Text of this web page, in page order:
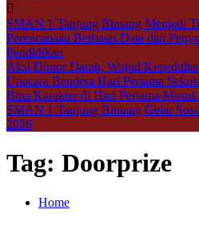
SMAN 1 Tanjung Bintang Menjadi
Perencanaan Berbasis Data dan
Pendidikan
Aksi Donor Darah, Wujud
Upacara Bendera Hari Pertama
Bina Karakter di Hari Pertama Masuk
SMAN 1 Tanjung Bintang Gelar
2026
Tag: Doorprize
Home